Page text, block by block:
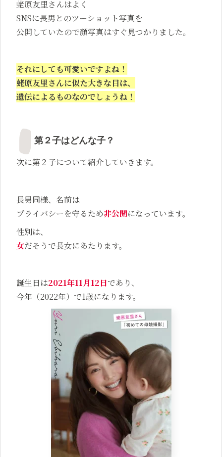
蛯原友里さんはよく
SNSに長男とのツーショット写真を
公開していたので顔写真はすぐ見つかりました。
それにしても可愛いですよね！
蛯原友里さんに似た大きな目は、
遺伝によるものなのでしょうね！
第２子はどんな子？
次に第２子について紹介していきます。
長男同様、名前は
プライバシーを守るため非公開になっています。
性別は、
女だそうで長女にあたります。
誕生日は2021年11月12日であり、
今年（2022年）で1歳になります。